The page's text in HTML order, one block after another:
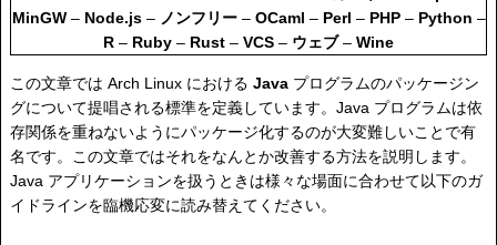
MinGW– Node.js– ノンフリー– OCaml – Perl – PHP– Python –
R – Ruby – Rust – VCS – ウェブ– Wine
この文章では Arch Linux における Java プログラムのパッケージン
グについて提唱される標準を定義しています。Java プログラムは依
存関係を重ねないようにパッケージ化するのが大変難しいことで有
名です。この文章ではそれをなんとか改善する方法を説明します。
Java アプリケーションを扱うときは様々な場面に合わせて以下のガ
イドラインを臨機応変に読み替えてください。